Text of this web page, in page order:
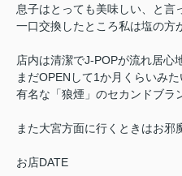
息子はとっても美味しい、と言
一口交換したところ私は塩の方
店内は清潔でJ-POPが流れ居心
まだOPENして1か月くらいみた
有名な「狼煙」のセカンドブラ
また大宮方面に行くときはお邪
お店DATE